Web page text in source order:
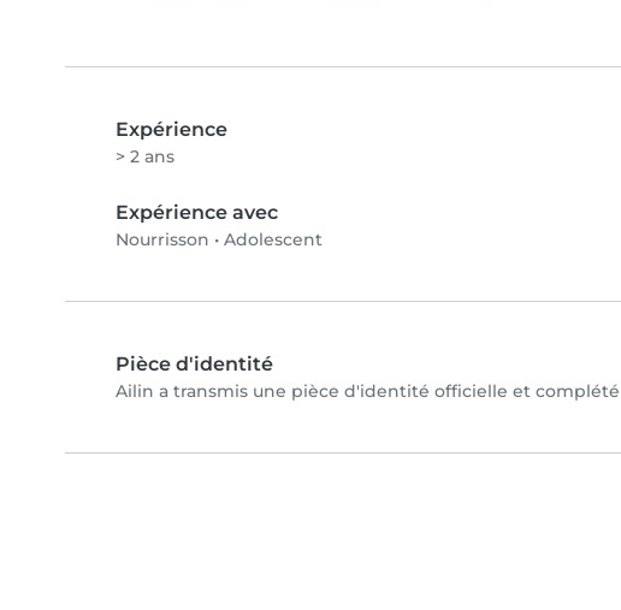
Expérience
> 2 ans
Expérience avec
Nourrisson • Adolescent
Pièce d'identité
Ailin a transmis une pièce d'identité officielle et